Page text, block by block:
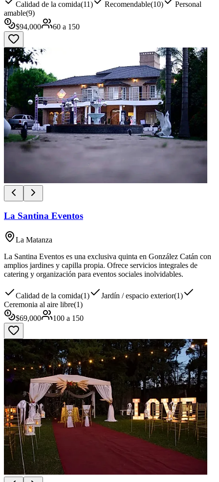
Calidad de la comida(11) Recomendable(10)
Personal
amable(9)
$94,000 60 a 150
La Santina Eventos
La Matanza
La Santina Eventos es una exclusiva quinta en González Catán con
amplios jardines y capilla propia. Ofrece servicios integrales de
catering y organización para eventos sociales inolvidables.
Calidad de la comida(1) Jardín / espacio exterior(1)
Ceremonia al aire libre(1)
$69,000 100 a 150